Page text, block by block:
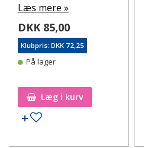
Læs mere »
DKK 85,00
Klubpris: DKK 72,25
På lager
Læg i kurv
Tilføj til ønskeseddel